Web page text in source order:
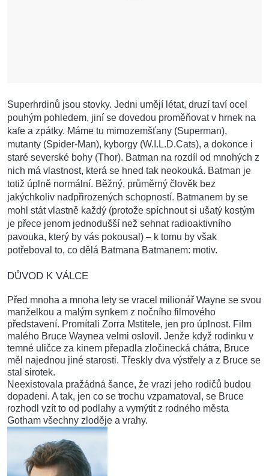
Superhrdinů jsou stovky. Jedni umějí létat, druzí taví ocel
pouhým pohledem, jiní se dovedou proměňovat v hrnek na
kafe a zpátky. Máme tu mimozemšťany (Superman),
mutanty (Spider-Man), kyborgy (W.I.L.D.Cats), a dokonce i
staré severské bohy (Thor). Batman na rozdíl od mnohých z
nich má vlastnost, která se hned tak neokouká. Batman je
totiž úplně normální. Běžný, průměrný člověk bez
jakýchkoliv nadpřirozených schopností. Batmanem by se
mohl stát vlastně každý (protože spíchnout si ušatý kostým
je přece jenom jednodušší než sehnat radioaktivního
pavouka, který by vás pokousal) – k tomu by však
potřeboval to, co dělá Batmana Batmanem: motiv.
DŮVOD K VÁLCE
Před mnoha a mnoha lety se vracel milionář Wayne se svou
manželkou a malým synkem z nočního filmového
představení. Promítali Zorra Mstitele, jen pro úplnost. Film
malého Bruce Waynea velmi oslovil. Jenže když rodinku v
temné uličce za kinem přepadla zločinecká chátra, Bruce
měl najednou jiné starosti. Třeskly dva výstřely a z Bruce se
stal sirotek.
Neexistovala pražádná šance, že vrazi jeho rodičů budou
dopadeni. A tak, jen co se trochu vzpamatoval, se Bruce
rozhodl vzít to od podlahy a vymýtit z rodného města
Gotham všechny zloděje a vrahy.